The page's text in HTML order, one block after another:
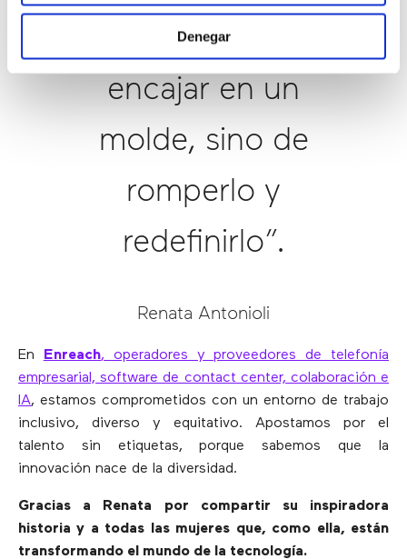
Denegar
“No se trata de
encajar en un
molde, sino de
romperlo y
redefinirlo”.
Renata Antonioli
En Enreach, operadores y proveedores de telefonía
empresarial, software de contact center, colaboración e
IA, estamos comprometidos con un entorno de trabajo
inclusivo, diverso y equitativo. Apostamos por el
talento sin etiquetas, porque sabemos que la
innovación nace de la diversidad.
Gracias a Renata por compartir su inspiradora
historia y a todas las mujeres que, como ella, están
transformando el mundo de la tecnología.